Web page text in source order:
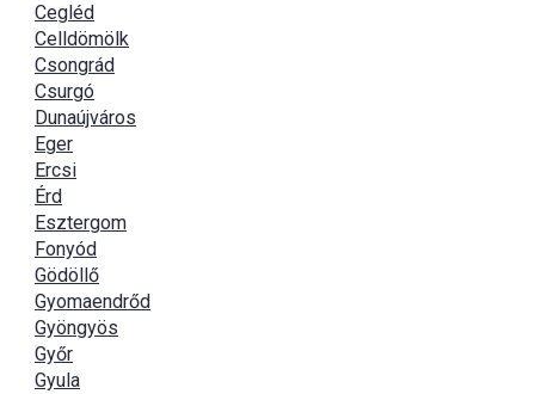
Cegléd
Celldömölk
Csongrád
Csurgó
Dunaújváros
Eger
Ercsi
Érd
Esztergom
Fonyód
Gödöllő
Gyomaendrőd
Gyöngyös
Győr
Gyula